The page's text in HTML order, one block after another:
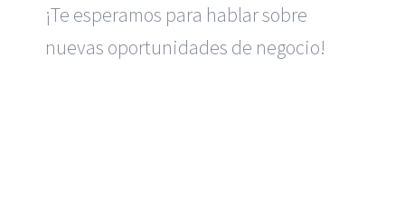
¡Te esperamos para hablar sobre
nuevas oportunidades de negocio!